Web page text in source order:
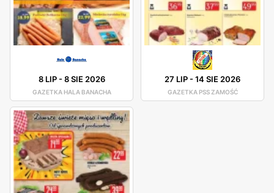
8 LIP-8 SIE 2026
GAZETKA HALA BANACHA
27 LIP-14 SIE 2026
GAZETKA PSS ZAMOŚĆ